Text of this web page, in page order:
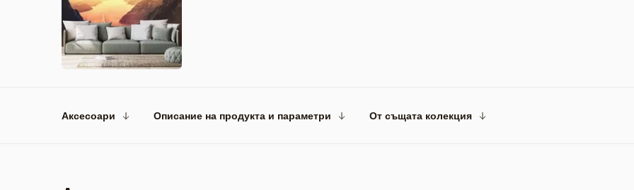
Аксесоари Описание на продукта и параметри От същата колекция